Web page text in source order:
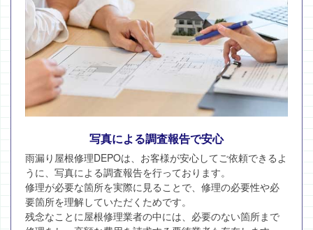
写真による調査報告で安心
雨漏り屋根修理DEPOは、お客様が安心してご依頼できるよ
うに、写真による調査報告を行っております。
修理が必要な箇所を実際に見ることで、修理の必要性や必
要箇所を理解していただくためです。
残念なことに屋根修理業者の中には、必要のない箇所まで